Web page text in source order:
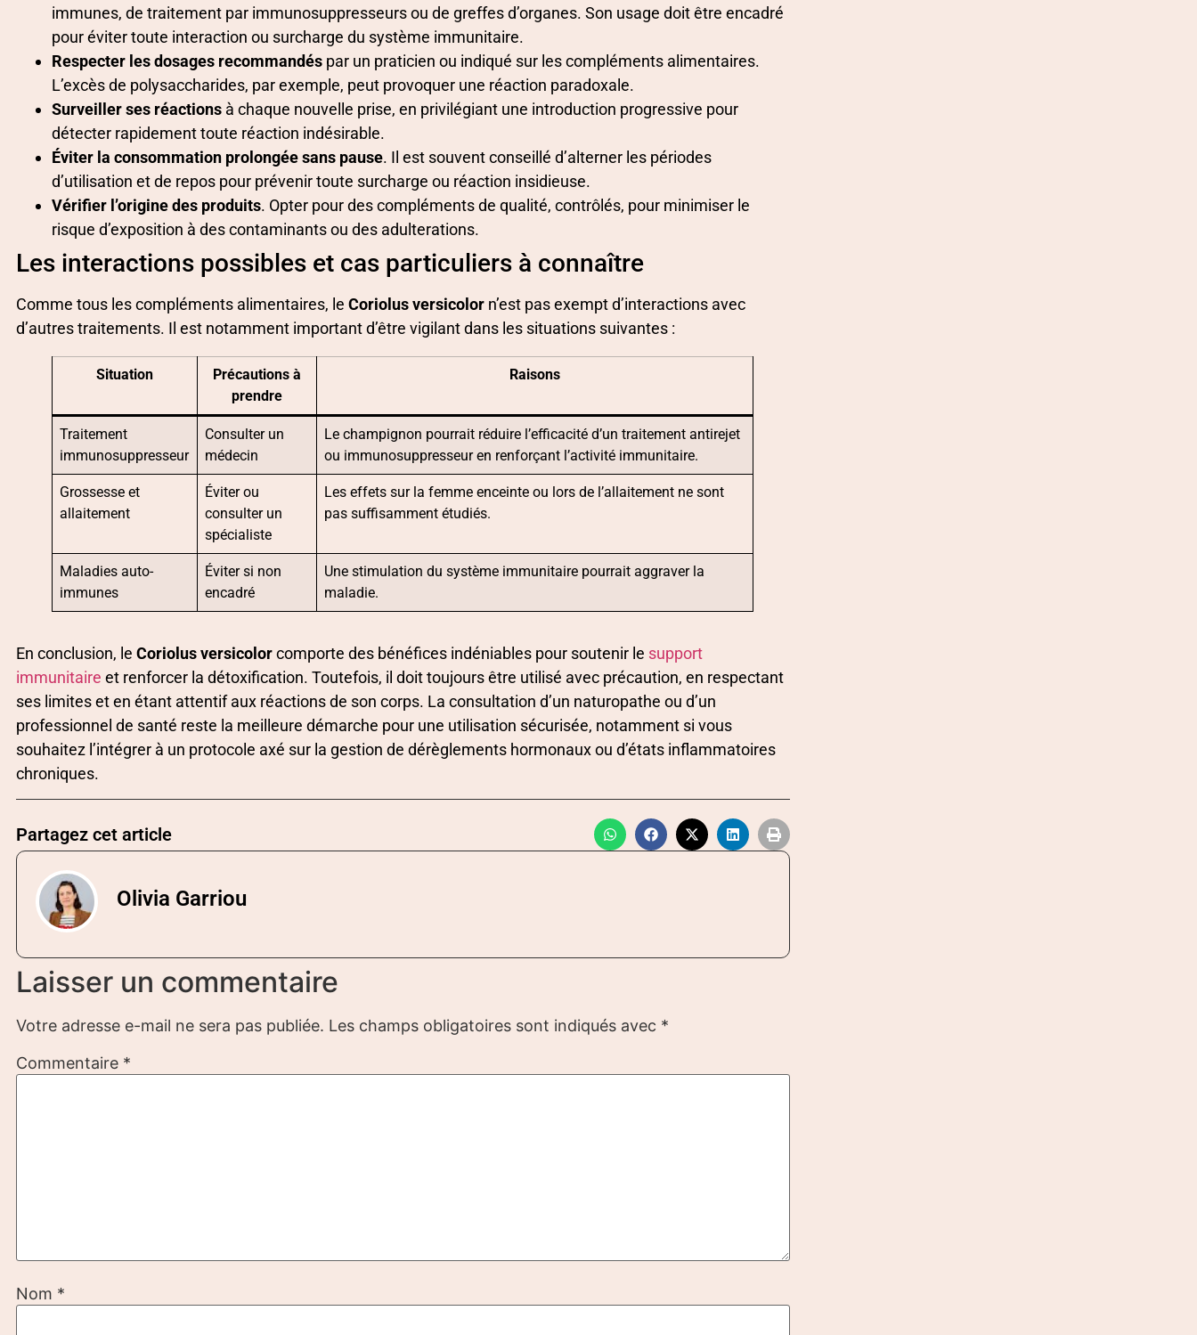
immunes, de traitement par immunosuppresseurs ou de greffes d’organes. Son usage doit être encadré
pour éviter toute interaction ou surcharge du système immunitaire.
Respecter les dosages recommandés par un praticien ou indiqué sur les compléments alimentaires.
L’excès de polysaccharides, par exemple, peut provoquer une réaction paradoxale.
Surveiller ses réactions à chaque nouvelle prise, en privilégiant une introduction progressive pour
détecter rapidement toute réaction indésirable.
Éviter la consommation prolongée sans pause. Il est souvent conseillé d’alterner les périodes
d’utilisation et de repos pour prévenir toute surcharge ou réaction insidieuse.
Vérifier l’origine des produits. Opter pour des compléments de qualité, contrôlés, pour minimiser le
risque d’exposition à des contaminants ou des adulterations.
Les interactions possibles et cas particuliers à connaître
Comme tous les compléments alimentaires, le Coriolus versicolor n’est pas exempt d’interactions avec
d’autres traitements. Il est notamment important d’être vigilant dans les situations suivantes :
Situation
Précautions à
prendre
Raisons
Traitement
immunosuppresseur
Consulter un
médecin
Le champignon pourrait réduire l’efficacité d’un traitement antirejet
ou immunosuppresseur en renforçant l’activité immunitaire.
Grossesse et
allaitement
Éviter ou
consulter un
spécialiste
Les effets sur la femme enceinte ou lors de l’allaitement ne sont
pas suffisamment étudiés.
Maladies auto-
immunes
Éviter si non
encadré
Une stimulation du système immunitaire pourrait aggraver la
maladie.
En conclusion, le Coriolus versicolorcomporte des bénéfices indéniables pour soutenir le support
immunitaire et renforcer la détoxification. Toutefois, il doit toujours être utilisé avec précaution, en respectant
ses limites et en étant attentif aux réactions de son corps. La consultation d’un naturopathe ou d’un
professionnel de santé reste la meilleure démarche pour une utilisation sécurisée, notamment si vous
souhaitez l’intégrer à un protocole axé sur la gestion de dérèglements hormonaux ou d’états inflammatoires
chroniques.
Partagez cet article
Olivia Garriou
Laisser un commentaire
Votre adresse e-mail ne sera pas publiée. Les champs obligatoires sont indiqués avec *
Commentaire *
Nom *